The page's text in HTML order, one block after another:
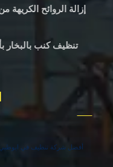
إزالة الروائح
تنظيف كنب بالبخار
أفضل شركة تنظيف في ابوظبي